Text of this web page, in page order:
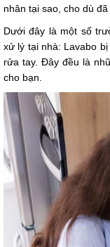
nhân tại sao, cho dù
Dưới đây là một số
xử lý tại nhà: Lavabo
rửa tay. Đây đều là
cho bạn.